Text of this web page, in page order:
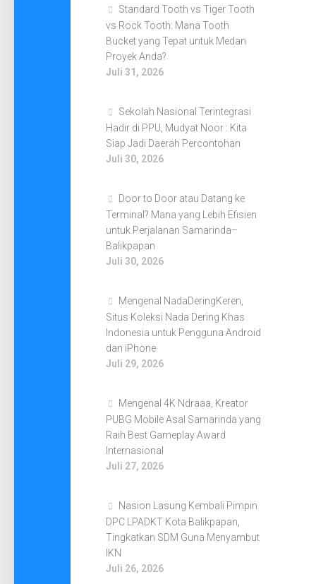
Standard Tooth vs Tiger Tooth
vs Rock Tooth: Mana Tooth
Bucket yang Tepat untuk Medan
Proyek Anda?
Juli 31, 2026
Sekolah Nasional Terintegrasi
Hadir di PPU, Mudyat Noor : Kita
Siap Jadi Daerah Percontohan
Juli 30, 2026
Door to Door atau Datang ke
Terminal? Mana yang Lebih Efisien
untuk Perjalanan Samarinda–
Balikpapan
Juli 30, 2026
Mengenal NadaDeringKeren,
Situs Koleksi Nada Dering Khas
Indonesia untuk Pengguna Android
dan iPhone
Juli 29, 2026
Mengenal 4K Ndraaa, Kreator
PUBG Mobile Asal Samarinda yang
Raih Best Gameplay Award
Internasional
Juli 27, 2026
Nasion Lasung Kembali Pimpin
DPC LPADKT Kota Balikpapan,
Tingkatkan SDM Guna Menyambut
IKN
Juli 26, 2026